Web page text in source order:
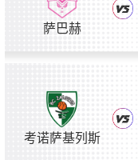
萨巴赫
考诺萨基列斯